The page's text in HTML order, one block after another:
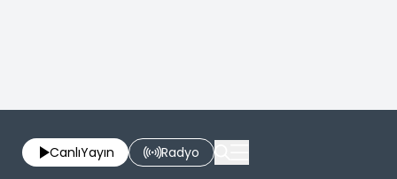
CanlıYayın Radyo